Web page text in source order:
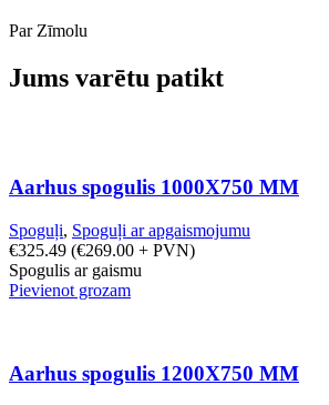
Par Zīmolu
Jums varētu patikt
Aarhus spogulis 1000X750 MM
Spoguļi, Spoguļi ar apgaismojumu
€325.49 (€269.00 + PVN)
Spogulis ar gaismu
Pievienot grozam
Aarhus spogulis 1200X750 MM